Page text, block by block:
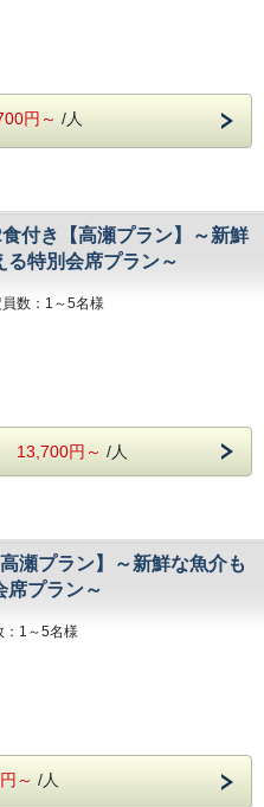
タイプ)
無料の縦型ランドリーがござい
ございましたらお知らせくださ
00～・18：30～
記入ください。
～・8：00～
記入ください。
食器 / 冷蔵庫 / 電子レンジ
/ 洋式トイレ（温水洗浄便座付）
タオル
ださい。
プ)
ざいましたらお知らせください◆
入ください。
・8：00～
円～ /人
き【高瀬プラン】～新鮮
特別会席プラン～
数：1～5名様
して、1頭につき3,000円(税込み)を現
はございませんので、必ずご用意し
器 / 冷蔵庫 / 電子レンジ
ッド / 冷暖房完備
タオル
ー
ニティバイキングコーナーにてご用意
ださい。
13,700円～ /人
プラン】～新鮮な魚介も
席プラン～
：1～5名様
温水洗浄便座付）
～ /人